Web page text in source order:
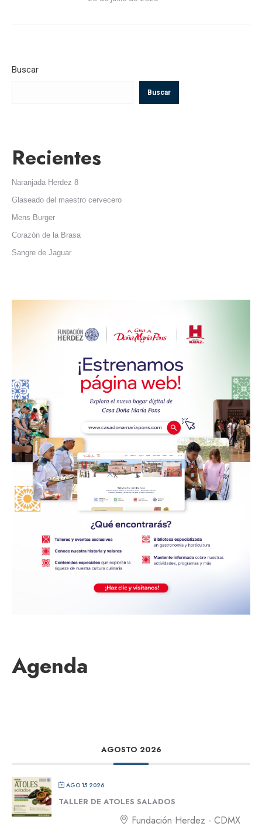
Buscar
Buscar
Recientes
Naranjada Herdez 8
Glaseado del maestro cervecero
Mens Burger
Corazón de la Brasa
Sangre de Jaguar
Agenda
AGOSTO 2026
AGO 15 2026
TALLER DE ATOLES SALADOS
Fundación Herdez - CDMX